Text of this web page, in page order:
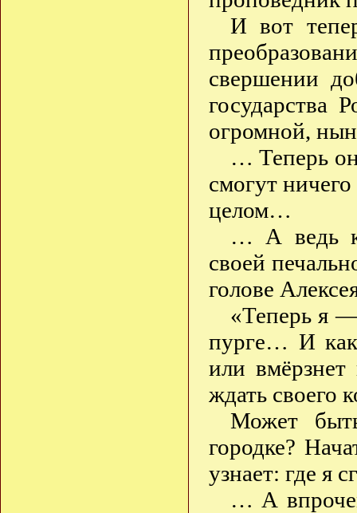
И вот
свершении
государства
огромной,
… Теперь
смогут
целом…
… А ведь
своей
голове
«Теперь я
пурге… И
или
ждать своего
Может
городке?
узнает: где я
… А